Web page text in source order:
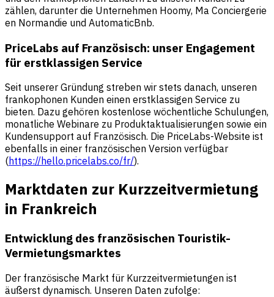
zählen, darunter die Unternehmen Hoomy, Ma Conciergerie
en Normandie und AutomaticBnb.
PriceLabs auf Französisch: unser Engagement
für erstklassigen Service
Seit unserer Gründung streben wir stets danach, unseren
frankophonen Kunden einen erstklassigen Service zu
bieten. Dazu gehören kostenlose wöchentliche Schulungen,
monatliche Webinare zu Produktaktualisierungen sowie ein
Kundensupport auf Französisch. Die PriceLabs-Website ist
ebenfalls in einer französischen Version verfügbar
(https://hello.pricelabs.co/fr/).
Marktdaten zur Kurzzeitvermietung
in Frankreich
Entwicklung des französischen Touristik-
Vermietungsmarktes
Der französische Markt für Kurzzeitvermietungen ist
äußerst dynamisch. Unseren Daten zufolge: